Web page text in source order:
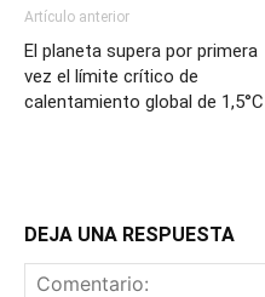
Artículo anterior
El planeta supera por primera
vez el límite crítico de
calentamiento global de 1,5°C
DEJA UNA RESPUESTA